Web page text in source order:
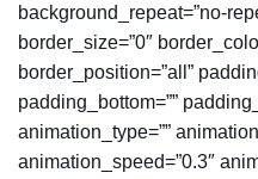
background_repeat=”no-
border_size=”0″
border_position=”all”
padding_bottom=””
animation_type=””
animation_speed=”0.3″